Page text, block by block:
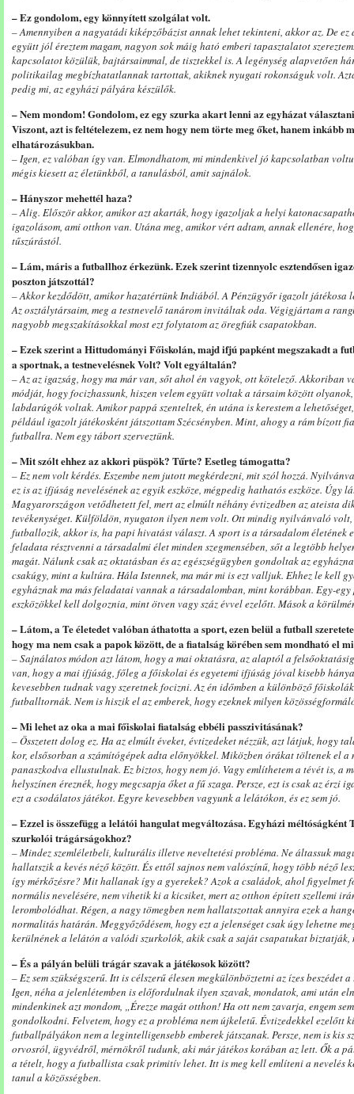
– Ez gondolom, egy könnyített szolgálat volt.
– Amennyiben a nagyatádi kiképzőbázist annak lehet tekinteni, akkor az. De ez
együtt jól éreztem magam, nagyon sok máig ható emberi tapasztalatot
kapcsolatot közülük, bajtársaimmal, de tisztekkel is. A legénység alapvetően
politikailag megbízhatatlannak tartottak, akiknek nyugati rokonságuk volt.
pedig mi, az egyházi pályára készülők.
– Nem mondom! Gondolom, ez egy szurka akart lenni az egyházat
Viszont, azt is feltételezem, ez nem hogy nem törte meg őket, hanem inkább
elhatározásukban.
– Igen, ez valóban így van. Elmondhatom, mi mindenkivel jó kapcsolatban
mégis kiesett az életünkből, a tanulásból, amit sajnálok.
– Hányszor mehettél haza?
– Alig. Először akkor, amikor azt akarták, hogy igazoljak a helyi
igazolásom, ami otthon van. Utána meg, amikor vért adtam, annak ellenére,
tűszúrástól.
– Lám, máris a futballhoz érkezünk. Ezek szerint tizennyolc esztendősen
poszton játszottál?
– Akkor kezdődött, amikor hazatértünk Indiából. A Pénzügyőr igazolt játékosa
Az osztálytársaim, meg a testnevelő tanárom invitáltak oda. Végigjártam a
nagyobb megszakításokkal most ezt folytatom az öregfiúk csapatokban.
– Ezek szerint a Hittudományi Főiskolán, majd ifjú papként megszakadt a
a sportnak, a testnevelésnek Volt? Volt egyáltalán?
– Az az igazság, hogy ma már van, sőt ahol én vagyok, ott kötelező. Akkoriban
módját, hogy focizhassunk, hiszen velem együtt voltak a társaim között
labdarúgók voltak. Amikor pappá szenteltek, én utána is kerestem a
például igazolt játékosként játszottam Szécsényben. Mint, ahogy a rám bízott
futballra. Nem egy tábort szerveztünk.
– Mit szólt ehhez az akkori püspök? Tűrte? Esetleg támogatta?
– Ez nem volt kérdés. Eszembe nem jutott megkérdezni, mit szól hozzá.
ez is az ifjúság nevelésének az egyik eszköze, mégpedig hathatós eszköze. Úgy
Magyarországon vetődhetett fel, mert az elmúlt néhány évtizedben az ateista
tevékenységet. Külföldön, nyugaton ilyen nem volt. Ott mindig nyilvánvaló volt,
futballozik, akkor is, ha papi hivatást választ. A sport is a társadalom életének
feladata résztvenni a társadalmi élet minden szegmensében, sőt a legtöbb
magát. Nálunk csak az oktatásban és az egészségügyben gondoltak az
csakúgy, mint a kultúra. Hála Istennek, ma már mi is ezt valljuk. Ehhez le kell
egyháznak ma más feladatai vannak a társadalomban, mint korábban. Egy-
eszközökkel kell dolgoznia, mint ötven vagy száz évvel ezelőtt. Mások a
– Látom, a Te életedet valóban áthatotta a sport, ezen belül a futball
hogy ma nem csak a papok között, de a fiatalság körében sem mondható el
– Sajnálatos módon azt látom, hogy a mai oktatásra, az alaptól a
van, hogy a mai ifjúság, főleg a főiskolai és egyetemi ifjúság jóval kisebb
kevesebben tudnak vagy szeretnek focizni. Az én időmben a különböző
futballtornák. Nem is hiszik el az emberek, hogy ezeknek milyen
– Mi lehet az oka a mai főiskolai fiatalság ebbéli passzivitásának?
– Összetett dolog ez. Ha az elmúlt éveket, évtizedeket nézzük, azt látjuk, hogy
kor, elsősorban a számítógépek adta előnyökkel. Miközben órákat töltenek el
panaszkodva ellustulnak. Ez biztos, hogy nem jó. Vagy említhetem a tévét is, a
helyszínen éreznék, hogy megcsapja őket a fű szaga. Persze, ezt is csak az érzi
ezt a csodálatos játékot. Egyre kevesebben vagyunk a lelátókon, és ez sem jó.
– Ezzel is összefügg a lelátói hangulat megváltozása. Egyházi méltóságként
szurkolói trágárságokhoz?
– Mindez szemléletbeli, kulturális illetve neveltetési probléma. Ne áltassuk
hallatszik a kevés néző között. És ettől sajnos nem valószínű, hogy több néző
így mérkőzésre? Mit hallanak így a gyerekek? Azok a családok, ahol figyelmet
normális nevelésére, nem vihetik ki a kicsiket, mert az otthon épített szellemi
lerombolódhat. Régen, a nagy tömegben nem hallatszottak annyira ezek a
normalitás határán. Meggyőződésem, hogy ezt a jelenséget csak úgy lehetne
kerülnének a lelátón a valódi szurkolók, akik csak a saját csapatukat biztatják,
– És a pályán belüli trágár szavak a játékosok között?
– Ez sem szükségszerű. Itt is célszerű élesen megkülönböztetni az ízes
Igen, néha a jelenlétemben is előfordulnak ilyen szavak, mondatok, ami után
mindenkinek azt mondom, „Érezze magát otthon! Ha ott nem zavarja, engem
gondolkodni. Felvetem, hogy ez a probléma nem újkeletű. Évtizedekkel ezelőtt
futballpályákon nem a legintelligensebb emberek játszanak. Persze, nem is kis
orvosról, ügyvédről, mérnökről tudunk, aki már játékos korában az lett. Ők a
a tételt, hogy a futballista csak primitív lehet. Itt is meg kell említeni a nevelés
tanul a közösségben.